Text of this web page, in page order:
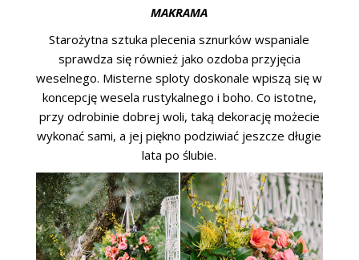
MAKRAMA
Starożytna sztuka plecenia sznurków wspaniale
sprawdza się również jako ozdoba przyjęcia
weselnego. Misterne sploty doskonale wpiszą się w
koncepcję wesela rustykalnego i boho. Co istotne,
przy odrobinie dobrej woli, taką dekorację możecie
wykonać sami, a jej piękno podziwiać jeszcze długie
lata po ślubie.